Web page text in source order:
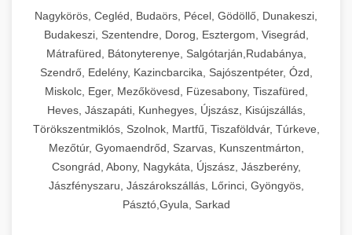
Nagykörös, Cegléd, Budaörs, Pécel, Gödöllő, Dunakeszi,
Budakeszi, Szentendre, Dorog, Esztergom, Visegrád,
Mátrafüred, Bátonyterenye, Salgótarján,Rudabánya,
Szendrő, Edelény, Kazincbarcika, Sajószentpéter, Ózd,
Miskolc, Eger, Mezőkövesd, Füzesabony, Tiszafüred,
Heves, Jászapáti, Kunhegyes, Újszász, Kisújszállás,
Törökszentmiklós, Szolnok, Martfű, Tiszaföldvár, Túrkeve,
Mezőtúr, Gyomaendrőd, Szarvas, Kunszentmárton,
Csongrád, Abony, Nagykáta, Újszász, Jászberény,
Jászfényszaru, Jászárokszállás, Lőrinci, Gyöngyös,
Pásztó,Gyula, Sarkad